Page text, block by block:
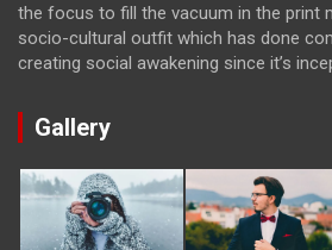
the focus to fill the vacuum in the print
socio-cultural outfit which has done
creating social awakening since it’s
Gallery